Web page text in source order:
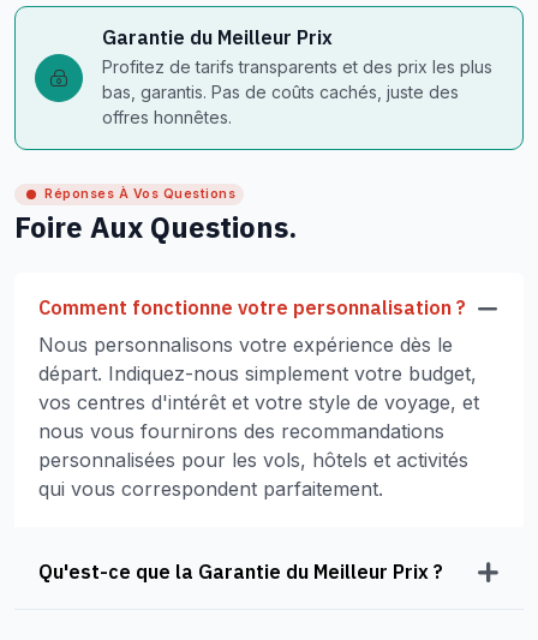
Garantie du Meilleur Prix
Profitez de tarifs transparents et des prix les plus
bas, garantis. Pas de coûts cachés, juste des
offres honnêtes.
Réponses À Vos Questions
Foire Aux Questions.
Comment fonctionne votre personnalisation ?
Nous personnalisons votre expérience dès le
départ. Indiquez-nous simplement votre budget,
vos centres d'intérêt et votre style de voyage, et
nous vous fournirons des recommandations
personnalisées pour les vols, hôtels et activités
qui vous correspondent parfaitement.
Qu'est-ce que la Garantie du Meilleur Prix ?